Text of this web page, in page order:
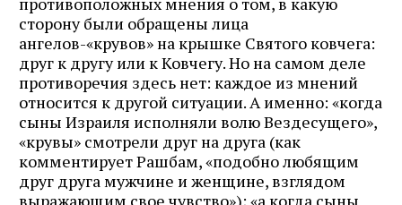
сторону были обращены лица
ангелов-«крувов» на крышке Святого ковчега:
друг к другу или к Ковчегу. Но на самом деле
противоречия здесь нет: каждое из мнений
относится к другой ситуации. А именно: «когда
сыны Израиля исполняли волю Вездесущего»,
«крувы» смотрели друг на друга (как
комментирует Рашбам, «подобно любящим
друг друга мужчине и женщине, взглядом
выражающим свое чувство»); «а когда сыны